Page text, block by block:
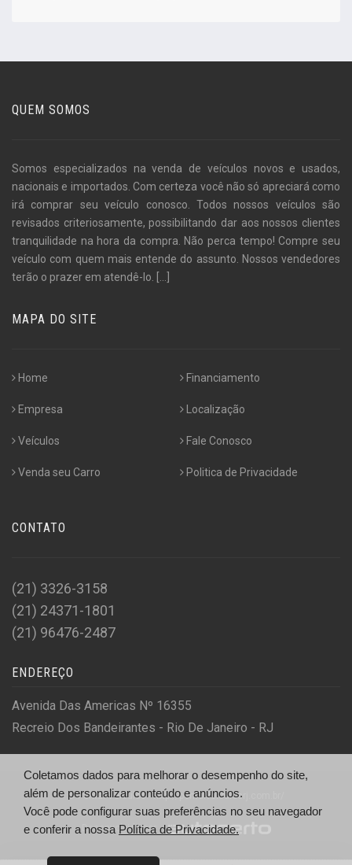
QUEM SOMOS
Somos especializados na venda de veículos novos e usados,
nacionais e importados. Com certeza você não só apreciará como
irá comprar seu veículo conosco. Todos nossos veículos são
revisados criteriosamente, possibilitando dar aos nossos clientes
tranquilidade na hora da compra. Não perca tempo! Compre seu
veículo com quem mais entende do assunto. Nossos vendedores
terão o prazer em atendê-lo. [...]
MAPA DO SITE
Home
Empresa
Veículos
Venda seu Carro
Financiamento
Localização
Fale Conosco
Politica de Privacidade
CONTATO
(21) 3326-3158
(21) 24371-1801
(21) 96476-2487
ENDEREÇO
Avenida Das Americas Nº 16355
Recreio Dos Bandeirantes - Rio De Janeiro - RJ
© Pontal Veiculos - http://pontalveiculosrj.com.br/
Desenvolvido por
Coletamos dados para melhorar o desempenho do site,
além de personalizar conteúdo e anúncios.
Você pode configurar suas preferências no seu navegador
e conferir a nossa Política de Privacidade.